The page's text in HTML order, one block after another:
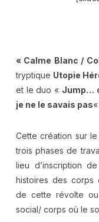
« Calme Blanc /
tryptique Utopie
et le duo « Jump…
je ne le savais pas«
Cette création sur
trois phases de
lieu d’inscription
histoires des corps
de cette révolte
social/ corps où le